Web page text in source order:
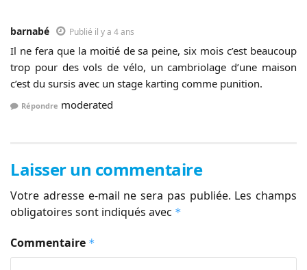
barnabé Publié il y a 4 ans
Il ne fera que la moitié de sa peine, six mois c’est beaucoup
trop pour des vols de vélo, un cambriolage d’une maison
c’est du sursis avec un stage karting comme punition.
Répondre moderated
Laisser un commentaire
Votre adresse e-mail ne sera pas publiée. Les champs
obligatoires sont indiqués avec *
Commentaire *